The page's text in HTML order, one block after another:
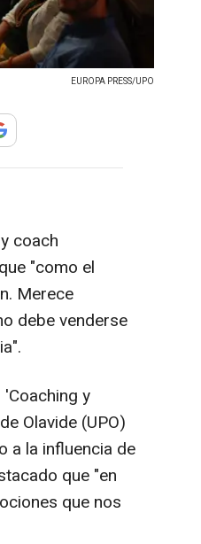
EUROPA PRESS/UPO
coach
"como el
Merece
debe venderse
y
Olavide (UPO)
a la influencia de
que "en
que nos